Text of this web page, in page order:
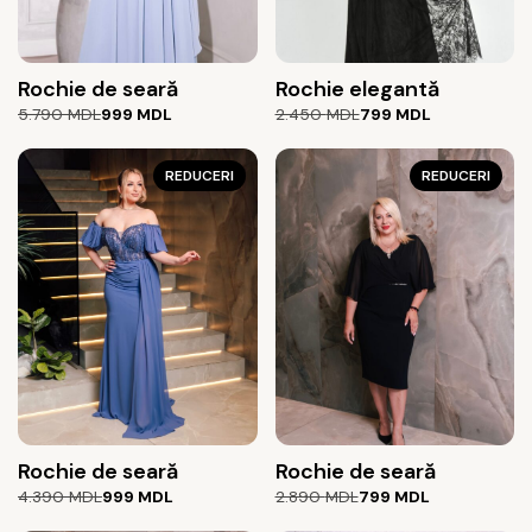
Rochie de seară
5.790MDL
Prețul
a
fost:
5.790 MDL.
999 MDL
Prețul
este:
999 MDL.
Rochie elegantă
2.450MDL
Prețul
a
fost:
2.450 MDL.
799 MDL
Prețul
este:
799 MDL.
REDUCERI
Rochie de seară
4.390MDL
Prețul
999 MDL
Prețul
REDUCERI
Rochie de seară
2.890MDL
Prețul
799 MDL
Prețul